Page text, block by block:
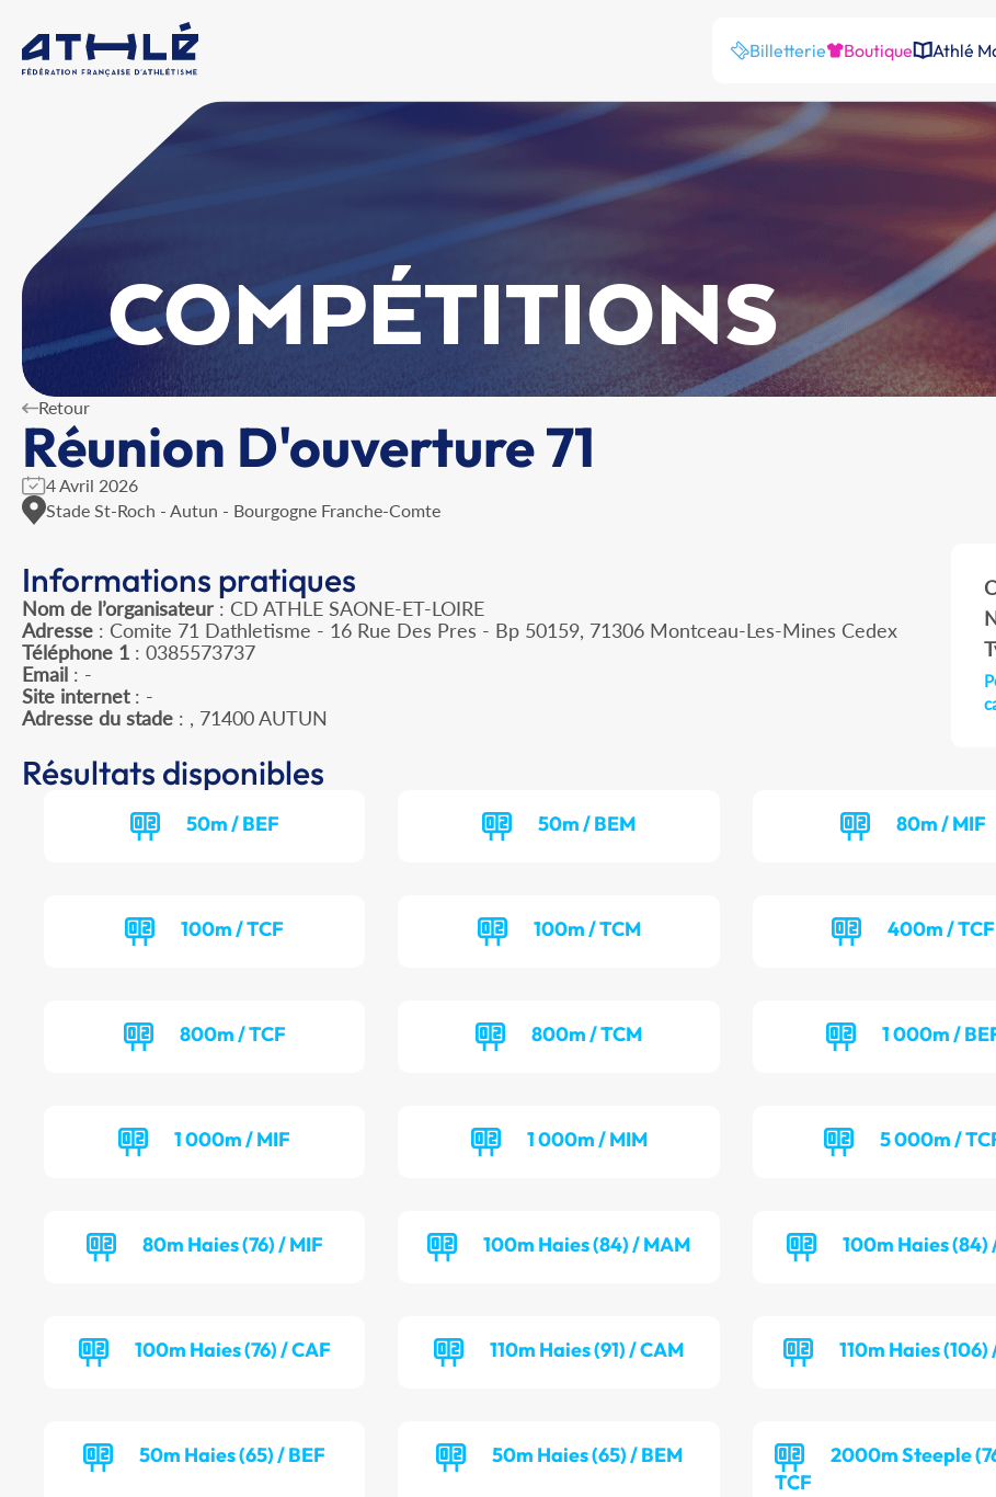
Billetterie Boutique Athlé
COMPÉTITIONS
Retour
Réunion D'ouverture 71
4 Avril 2026
Stade St-Roch - Autun - Bourgogne Franche-Comte
Informations pratiques
Nom de l’organisateur : CD ATHLE SAONE-ET-LOIRE
Adresse : Comite 71 Dathletisme - 16 Rue Des Pres - Bp 50159, 71306 Montceau-Les-Mines Cedex
Téléphone 1 : 0385573737
Email : -
Site internet: -
Adresse du stade : , 71400 AUTUN
Résultats disponibles
50m / BEF 50m / BEM 80m / MIF
100m / TCF 100m / TCM 400m / TCF
800m / TCF 800m / TCM 1 000m /
1 000m / MIF 1 000m / MIM 5 000m /
80m Haies (76) / MIF 100m Haies (84) / MAM 100m Haies (84)
100m Haies (76) / CAF 110m Haies (91) / CAM 110m Haies (106)
50m Haies (65) / BEF 50m Haies (65) / BEM
2000m Steeple
TCF